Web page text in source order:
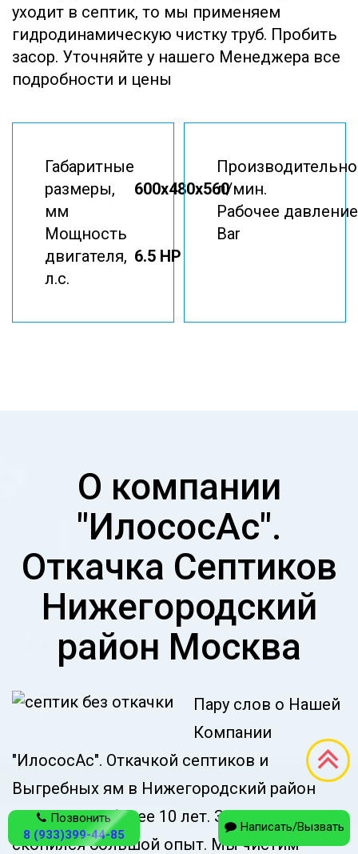
уходит в септик, то мы применяем
гидродинамическую чистку труб. Пробить
засор. Уточняйте у нашего Менеджера все
подробности и цены
Габаритные
размеры,
мм
600x480x560
Мощность
двигателя,
л.с.
6.5 HP
л/мин.
Рабочее
Bar
О компании
"ИлососАс".
Откачка Септиков
Нижегородский
район Москва
Пару слов о Нашей
Компании
"ИлососАс". Откачкой септиков и
Выгребных ям в Нижегородский район
занимаемся более 10 лет. За это время
скопился большой опыт. Мы чистим
Позвонить
8 (933)399-44-85
Написать/Вызвать